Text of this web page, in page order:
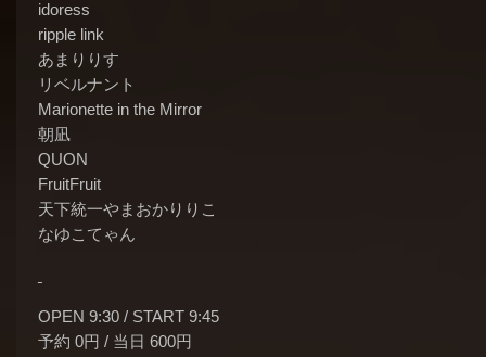
idoress
ripple link
あまりりす
リベルナント
Marionette in the Mirror
朝凪
QUON
FruitFruit
天下統一やまおかりりこ
なゆこてゃん
OPEN 9:30 / START 9:45
予約 0円 / 当日 600円